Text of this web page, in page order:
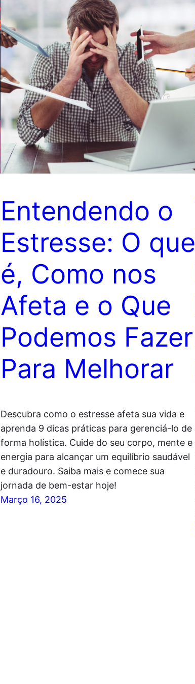
Entendendo o
Estresse: O que
é, Como nos
Afeta e o Que
Podemos Fazer
Para Melhorar
Descubra como o estresse afeta sua vida e
aprenda 9 dicas práticas para gerenciá-lo de
forma holística. Cuide do seu corpo, mente e
energia para alcançar um equilíbrio saudável
e duradouro. Saiba mais e comece sua
jornada de bem-estar hoje!
Março 16, 2025